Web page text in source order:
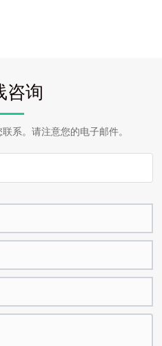
咨询
系。请注意您的电子邮件。